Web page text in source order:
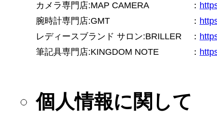
カメラ専門店:MAP CAMERA ：
腕時計専門店:GMT
：
レディースブランド サロン:BRILLER
：
筆記具専門店:KINGDOM NOTE
：
個人情報に関して